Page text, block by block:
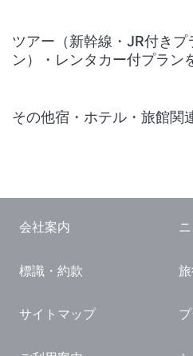
ツアー（新幹線・JR付きプ
ン）・レンタカー付プラン
その他宿・ホテル・旅館関
国内観光ガイド
旅行・観光情報
会社案内
標識・約款
サイトマップ